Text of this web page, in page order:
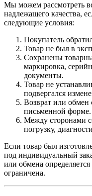
Мы можем рассмотреть
надлежащего качества,
следующие условия:
Покупатель
Товар не был в
Сохранены
маркировка,
документы.
Товар не
подвергался
Возврат или обмен
письменной форме.
Между сторонами
погрузку,
Если товар был
под индивидуальный
или обмена
ограничена.